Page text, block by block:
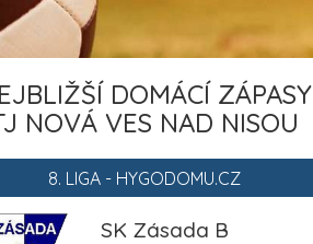
DOMÁCÍ ZÁPASY
NOVÁ VES NAD NISOU
8. LIGA - HYGODOMU.CZ
SK Zásada B